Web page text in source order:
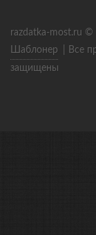
razdatka-most.ru ©
Шаблонер
| Все
защищены